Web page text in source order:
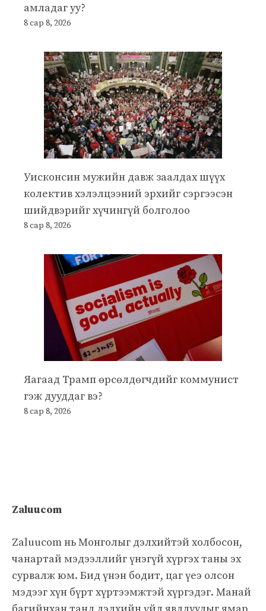
амладаг уу?
8 сар 8, 2026
Уисконсин мужийн давж заалдах шүүх
колектив хэлэлцээний эрхийг сэргээсэн
шийдвэрийг хүчингүй болголоо
8 сар 8, 2026
Яагаад Трамп өрсөлдөгчдийг коммунист
гэж дууддаг вэ?
8 сар 8, 2026
Zaluucom
Zaluucom нь Монголыг дэлхийтэй холбосон,
чанартай мэдээллийг үнэгүй хүргэх таны эх
сурвалж юм. Бид үнэн бодит, цаг үеэ олсон
мэдээг хүн бүрт хүртээмжтэй хүргэдэг. Манай